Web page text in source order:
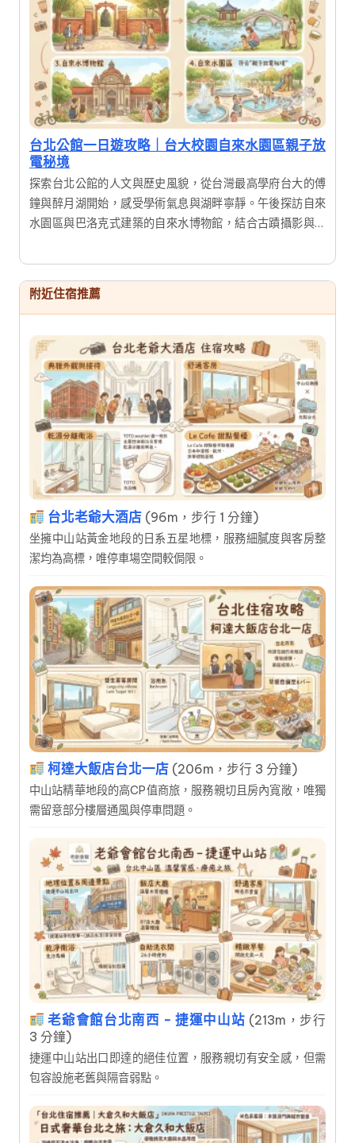
台北公館一日遊攻略｜台大校園自來水園區親子放
電秘境
探索台北公館的人文與歷史風貌，從台灣最高學府台大的傅
鐘與醉月湖開始，感受學術氣息與湖畔寧靜。午後探訪自來
水園區與巴洛克式建築的自來水博物館，結合古蹟攝影與生
行，適合喜愛深度漫遊的您。
附近住宿推薦
台北老爺大酒店 (96m，步行 1 分鐘)
坐擁中山站黃金地段的日系五星地標，服務細膩度與客房整
潔均為高標，唯停車場空間較侷限。
柯達大飯店台北一店 (206m，步行 3 分鐘)
中山站精華地段的高CP值商旅，服務親切且房內寬敞，唯獨
需留意部分樓層通風與停車問題。
老爺會館台北南西 - 捷運中山站 (213m，步行
3 分鐘)
捷運中山站出口即達的絕佳位置，服務親切有安全感，但需
包容設施老舊與隔音弱點。